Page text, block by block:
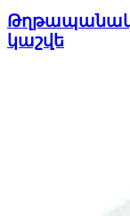
Թղթապանակ
կաշվե